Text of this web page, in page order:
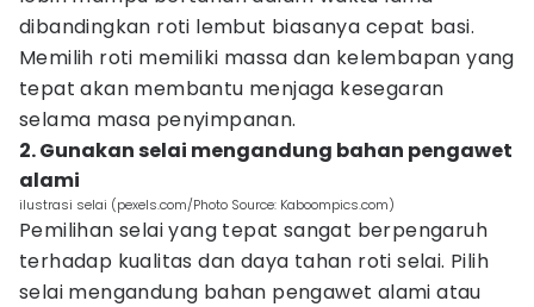
dibandingkan roti lembut biasanya cepat basi.
Memilih roti memiliki massa dan kelembapan yang
tepat akan membantu menjaga kesegaran
selama masa penyimpanan.
2. Gunakan selai mengandung bahan pengawet
alami
ilustrasi selai (pexels.com/Photo Source: Kaboompics.com)
Pemilihan selai yang tepat sangat berpengaruh
terhadap kualitas dan daya tahan roti selai. Pilih
selai mengandung bahan pengawet alami atau